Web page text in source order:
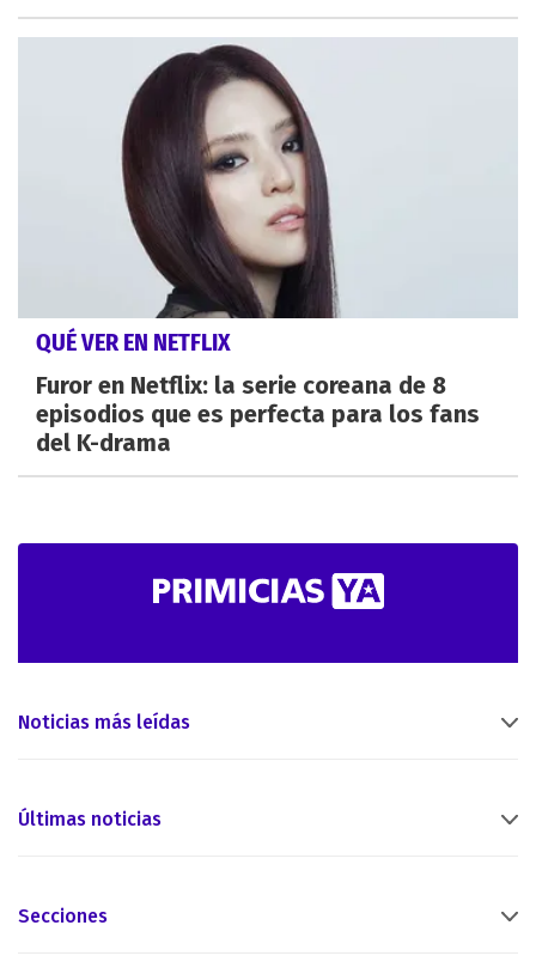
QUÉ VER EN NETFLIX
Furor en Netflix: la serie coreana de 8
episodios que es perfecta para los fans
del K-drama
Noticias más leídas
Últimas noticias
Secciones